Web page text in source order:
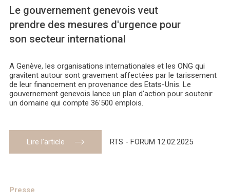
Le gouvernement genevois veut
prendre des mesures d'urgence pour
son secteur international
A Genève, les organisations internationales et les ONG qui
gravitent autour sont gravement affectées par le tarissement
de leur financement en provenance des Etats-Unis. Le
gouvernement genevois lance un plan d'action pour soutenir
un domaine qui compte 36'500 emplois.
Lire l’article RTS - FORUM 12.02.2025
Presse